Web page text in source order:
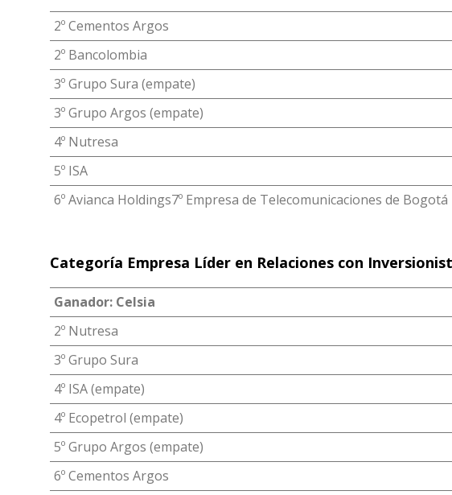
2º Cementos Argos
2º Bancolombia
3º Grupo Sura (empate)
3º Grupo Argos (empate)
4º Nutresa
5º ISA
6º Avianca Holdings7º Empresa de Telecomunicaciones de Bogotá
Categoría Empresa Líder en Relaciones con
Ganador: Celsia
2º Nutresa
3º Grupo Sura
4º ISA (empate)
4º Ecopetrol (empate)
5º Grupo Argos (empate)
6º Cementos Argos